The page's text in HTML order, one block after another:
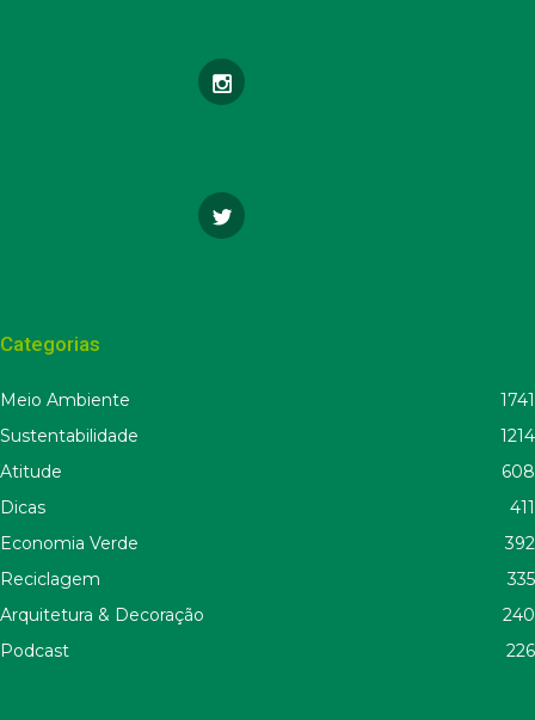
Categorias
Meio Ambiente
1741
Sustentabilidade
1214
Atitude
608
Dicas
411
Economia Verde
392
Reciclagem
335
Arquitetura & Decoração
240
Podcast
226